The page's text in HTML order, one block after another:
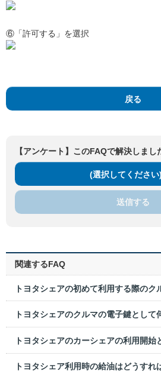
⑥「許可する」を選択
戻る
【アンケート】このFAQで解決しまし
(選択してください)
送信する
関連するFAQ
トヨタシェア利用時の給油はどうすれ